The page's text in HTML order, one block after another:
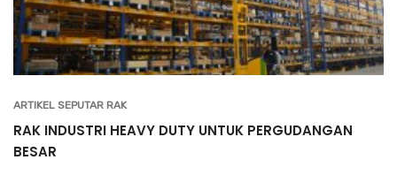
ARTIKEL SEPUTAR RAK
RAK INDUSTRI HEAVY DUTY UNTUK PERGUDANGAN
BESAR